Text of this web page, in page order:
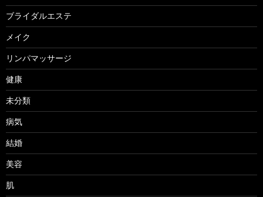
ブライダルエステ
メイク
リンパマッサージ
健康
未分類
病気
結婚
美容
肌